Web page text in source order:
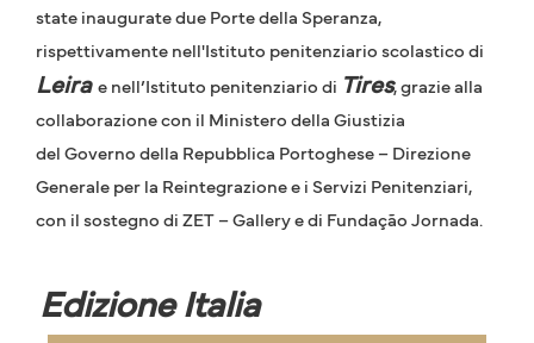
state inaugurate due Porte della Speranza,
rispettivamente nell'Istituto penitenziario scolastico di
Leirae nell’Istituto penitenziario di Tires, grazie alla
collaborazione con il Ministero della Giustizia
del Governo della Repubblica Portoghese – Direzione
Generale per la Reintegrazione e i Servizi Penitenziari,
con il sostegno di ZET – Gallery e di Fundação Jornada.
Edizione Italia